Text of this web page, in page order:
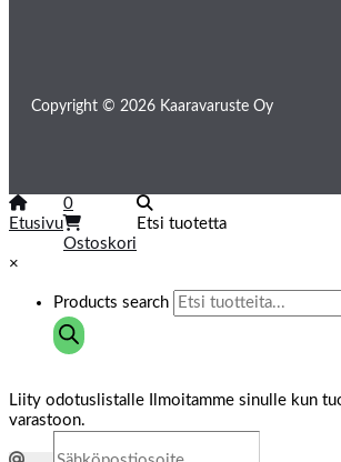
Copyright © 2026 Kaaravaruste Oy
Etusivu
0
Ostoskori
Etsi tuotetta
×
Products search
Liity odotuslistalle
Ilmoitamme sinulle kun
varastoon.